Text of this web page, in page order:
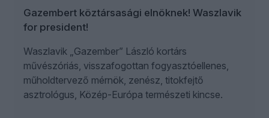
Gazembert köztársasági elnöknek! Waszlavik
for president!
Waszlavik „Gazember” László kortárs
művészóriás, visszafogottan fogyasztóellenes,
műholdtervező mérnök, zenész, titokfejtő
asztrológus, Közép-Európa természeti kincse.